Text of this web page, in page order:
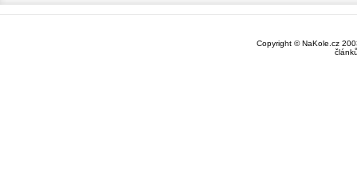
Copyright © NaKole.cz